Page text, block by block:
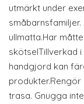
utmärkt under
ullmatta.Har
skötselTillverkad i
handgjord kan
trasa. Gnugga